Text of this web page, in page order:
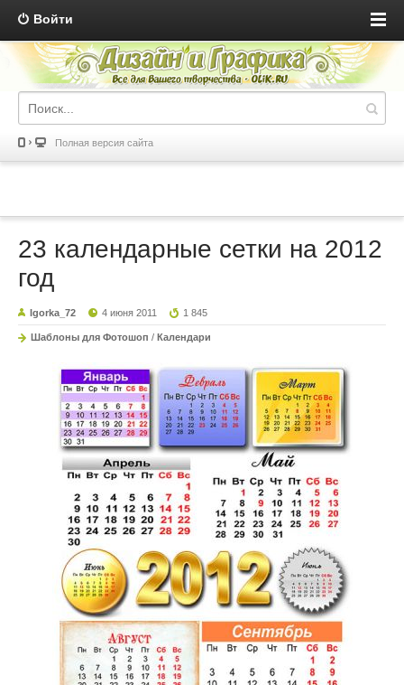
Войти
Полная версия сайта
23 календарные сетки на 2012
год
Igorka_72 4 июня 2011 1 845
Шаблоны для Фотошоп / Календари